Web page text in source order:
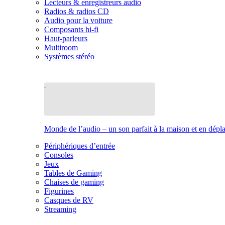
Lecteurs & enregistreurs audio
Radios & radios CD
Audio pour la voiture
Composants hi-fi
Haut-parleurs
Multiroom
Systèmes stéréo
Monde de l’audio – un son parfait à la maison et en
Périphériques d’entrée
Consoles
Jeux
Tables de Gaming
Chaises de gaming
Figurines
Casques de RV
Streaming